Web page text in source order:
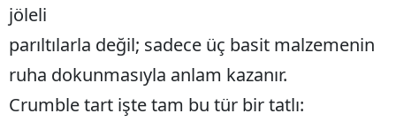
jöleli
parıltılarla değil; sadece üç basit malzemenin
ruha dokunmasıyla anlam kazanır.
Crumble tart işte tam bu tür bir tatlı: